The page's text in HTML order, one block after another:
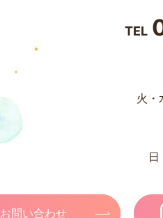
TEL
火・
日
お問い合わせ